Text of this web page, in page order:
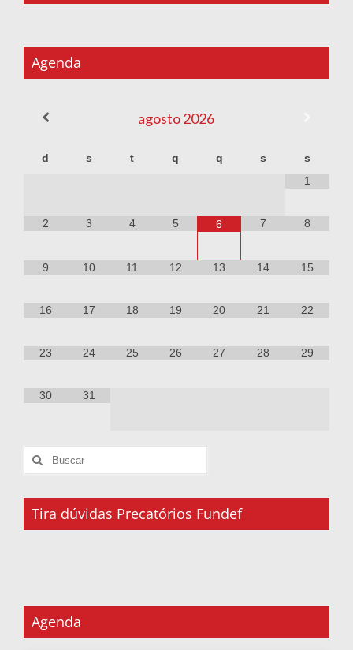
Agenda
agosto2026
d s t q q s
s
1
2 3 4 5 6 7 8
9 10 11 12 13 14 15
16 17 18 19 20 21 22
23 24 25 26 27 28 29
30 31
Tira dúvidas Precatórios Fundef
Agenda